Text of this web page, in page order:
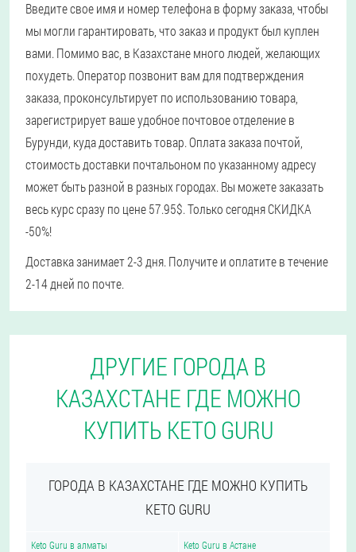
Введите свое имя и номер телефона в форму заказа, чтобы
мы могли гарантировать, что заказ и продукт был куплен
вами. Помимо вас, в Казахстане много людей, желающих
похудеть. Оператор позвонит вам для подтверждения
заказа, проконсультирует по использованию товара,
зарегистрирует ваше удобное почтовое отделение в
Бурунди, куда доставить товар. Оплата заказа почтой,
стоимость доставки почтальоном по указанному адресу
может быть разной в разных городах. Вы можете заказать
весь курс сразу по цене 57.95$. Только сегодня СКИДКА
-50%!
Доставка занимает 2-3 дня. Получите и оплатите в течение
2-14 дней по почте.
ДРУГИЕ ГОРОДА В
КАЗАХСТАНЕ ГДЕ МОЖНО
КУПИТЬ KETO GURU
ГОРОДА В КАЗАХСТАНЕ ГДЕ МОЖНО КУПИТЬ
KETO GURU
Keto Guru в алматы Keto Guru в Астане